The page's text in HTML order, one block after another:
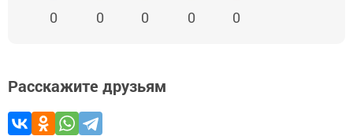
0 0 0 0 0
Расскажите друзьям